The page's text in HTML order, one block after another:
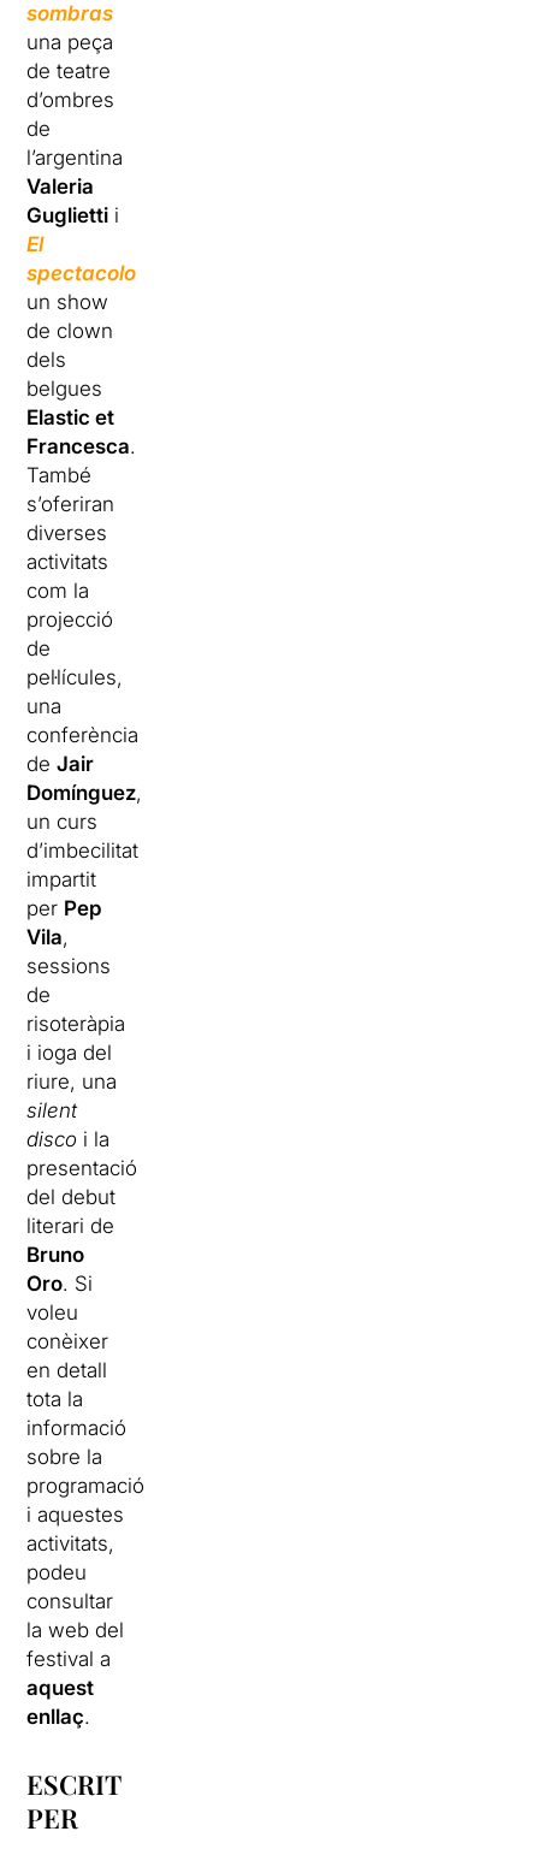
sombras
una peça
de teatre
d’ombres
de
l’argentina
Valeria
Guglietti i
El
spectacolo
un show
de clown
dels
belgues
Elastic et
Francesca.
També
s’oferiran
diverses
activitats
com la
projecció
de
pel·lícules,
una
conferència
deJair
Domínguez,
un curs
d’imbecilitat
impartit
per Pep
Vila,
sessions
de
risoteràpia
i ioga del
riure, una
silent
disco i la
presentació
del debut
literari de
Bruno
Oro. Si
voleu
conèixer
en detall
tota la
informació
sobre la
programació
i aquestes
activitats,
podeu
consultar
la web del
festival a
aquest
enllaç.
ESCRIT
PER